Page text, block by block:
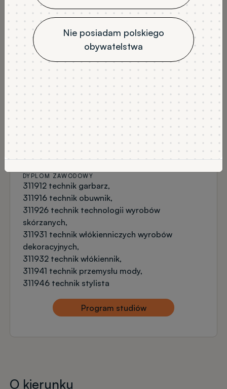
Nie posiadam polskiego
obywatelstwa
TRYB STUDIÓW
stacjonarne
niestacjonarne
LICZBA SEMESTRÓW
stacjonarne: 7
niestacjonarne: 7
JĘZYK WYKŁADOWY
polski
Program studiów
NABÓR
Rekrutacja na semestr zimowy
matematyka (podstawa lub rozszerzenie)
język obcy (podstawa lub rozszerzenie)
fizyka chemia dyplom zawodowy
DYPLOM ZAWODOWY
311912 technik garbarz
311916 technik obuwnik
311926 technik technologii wyrobów
skórzanych
311931 technik włókienniczych wyrobów
dekoracyjnych
311932 technik włókiennik
311941 technik przemysłu mody
311946 technik stylista
O kierunku